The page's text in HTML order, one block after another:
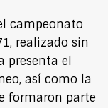
campeonato
realizado sin
presenta el
así como la
formaron parte